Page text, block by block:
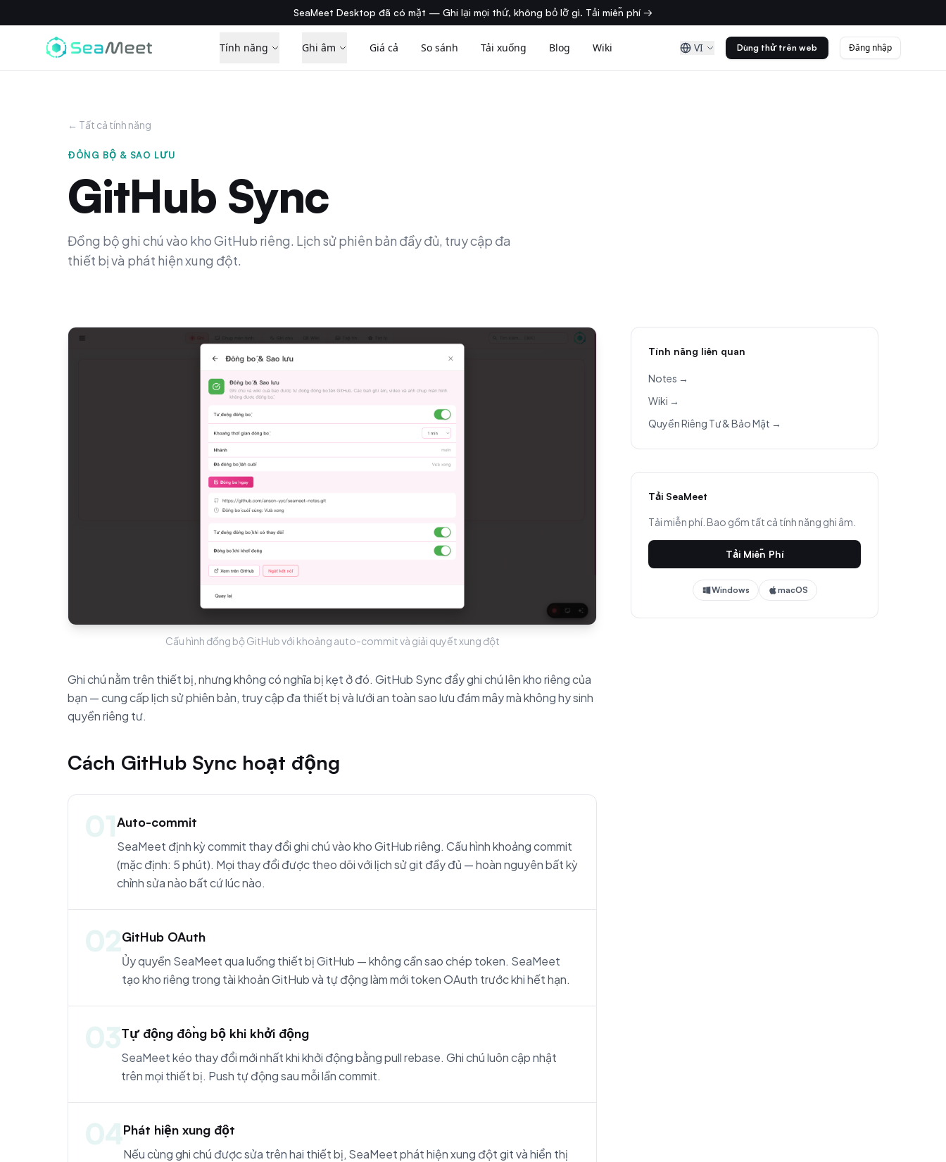
SeaMeet Desktop đã có mặt — Ghi lại mọi thứ, không bỏ lỡ gì. Tải miễn phí →
Tính năng Ghi âm Giá cả So sánh Tải xuống Blog Wiki VI Dùng thử trên web Đăng nhập
← Tất cả tính năng
ĐỒNG BỘ & SAO LƯU
GitHub Sync
Đồng bộ ghi chú vào kho GitHub riêng. Lịch sử phiên bản đầy đủ, truy cập đa
thiết bị và phát hiện xung đột.
Cấu hình đồng bộ GitHub với khoảng auto-commit và giải quyết xung đột
Ghi chú nằm trên thiết bị, nhưng không có nghĩa bị kẹt ở đó. GitHub Sync đẩy ghi chú lên kho riêng của
bạn — cung cấp lịch sử phiên bản, truy cập đa thiết bị và lưới an toàn sao lưu đám mây mà không hy sinh
quyền riêng tư.
Cách GitHub Sync hoạt động
01Auto-commit
SeaMeet định kỳ commit thay đổi ghi chú vào kho GitHub riêng. Cấu hình khoảng commit
(mặc định: 5 phút). Mọi thay đổi được theo dõi với lịch sử git đầy đủ — hoàn nguyên bất kỳ
chỉnh sửa nào bất cứ lúc nào.
02GitHub OAuth
Ủy quyền SeaMeet qua luồng thiết bị GitHub — không cần sao chép token. SeaMeet
tạo kho riêng trong tài khoản GitHub và tự động làm mới token OAuth trước khi hết hạn.
03Tự động đồng bộ khi khởi động
SeaMeet kéo thay đổi mới nhất khi khởi động bằng pull rebase. Ghi chú luôn cập nhật
trên mọi thiết bị. Push tự động sau mỗi lần commit.
04Phát hiện xung đột
Nếu cùng ghi chú được sửa trên hai thiết bị, SeaMeet phát hiện xung đột git và hiển thị
Tính năng liên quan
Notes →
Wiki →
Quyền Riêng Tư & Bảo Mật →
Tải SeaMeet
Tải miễn phí. Bao gồm tất cả tính năng ghi âm.
Tải Miễn Phí
Windows macOS